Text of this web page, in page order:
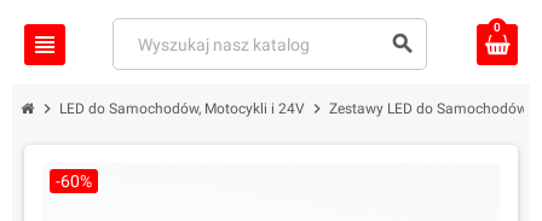
view_headline search
0
chevron_right LED do Samochodów, Motocykli i 24V chevron_right Zestawy LED do Samochodów
-60%